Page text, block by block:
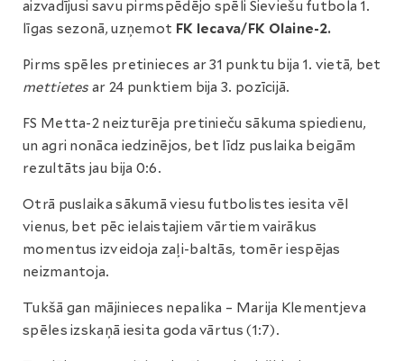
aizvadījusi savu pirmspēdējo spēli Sieviešu futbola 1.
līgas sezonā, uzņemot FK Iecava/FK Olaine-2.
Pirms spēles pretinieces ar 31 punktu bija 1. vietā, bet
mettietes ar 24 punktiem bija 3. pozīcijā.
FS Metta-2 neizturēja pretinieču sākuma spiedienu,
un agri nonāca iedzinējos, bet līdz puslaika beigām
rezultāts jau bija 0:6.
Otrā puslaika sākumā viesu futbolistes iesita vēl
vienus, bet pēc ielaistajiem vārtiem vairākus
momentus izveidoja zaļi-baltās, tomēr iespējas
neizmantoja.
Tukšā gan mājinieces nepalika – Marija Klementjeva
spēles izskaņā iesita goda vārtus (1:7).